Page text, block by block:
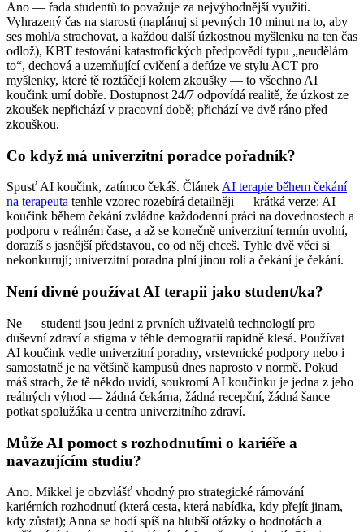
Ano — řada studentů to považuje za nejvýhodnější využití.
Vyhrazený čas na starosti (naplánuj si pevných 10 minut na to, aby
ses mohl/a strachovat, a každou další úzkostnou myšlenku na ten čas
odlož), KBT testování katastrofických předpovědí typu „neudělám
to“, dechová a uzemňující cvičení a defúze ve stylu ACT pro
myšlenky, které tě roztáčejí kolem zkoušky — to všechno AI
koučink umí dobře. Dostupnost 24/7 odpovídá realitě, že úzkost ze
zkoušek nepřichází v pracovní době; přichází ve dvě ráno před
zkouškou.
Co když má univerzitní poradce pořadník?
Spusť AI koučink, zatímco čekáš. ČlánekAI terapie během čekání
na terapeuta tenhle vzorec rozebírá detailněji — krátká verze: AI
koučink během čekání zvládne každodenní práci na dovednostech a
podporu v reálném čase, a až se konečně univerzitní termín uvolní,
dorazíš s jasnější představou, co od něj chceš. Tyhle dvě věci si
nekonkurují; univerzitní poradna plní jinou roli a čekání je čekání.
Není divné používat AI terapii jako student/ka?
Ne — studenti jsou jedni z prvních uživatelů technologií pro
duševní zdraví a stigma v téhle demografii rapidně klesá. Používat
AI koučink vedle univerzitní poradny, vrstevnické podpory nebo i
samostatně je na většině kampusů dnes naprosto v normě. Pokud
máš strach, že tě někdo uvidí, soukromí AI koučinku je jedna z jeho
reálných výhod — žádná čekárna, žádná recepční, žádná šance
potkat spolužáka u centra univerzitního zdraví.
Může AI pomoct s rozhodnutími o kariéře a
navazujícím studiu?
Ano. Mikkel je obzvlášť vhodný pro strategické rámování
kariérních rozhodnutí (která cesta, která nabídka, kdy přejít jinam,
kdy zůstat); Anna se hodí spíš na hlubší otázky o hodnotách a